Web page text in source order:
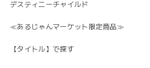
デスティニーチャイルド
≪あるじゃんマーケット限定商品≫
【タイトル】で探す